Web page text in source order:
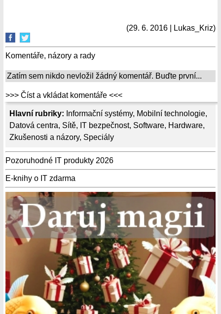
Hlavní rubriky: Informační systémy, Mobilní technologie,
Datová centra, Sítě, IT bezpečnost, Software, Hardware,
Zkušenosti a názory, Speciály
Pozoruhodné IT produkty 2026
E-knihy o IT zdarma
(29. 6. 2016 | Lukas_Kriz)
Komentáře, názory a rady
Zatím sem nikdo nevložil žádný komentář. Buďte první...
>>> Číst a vkládat komentáře <<<